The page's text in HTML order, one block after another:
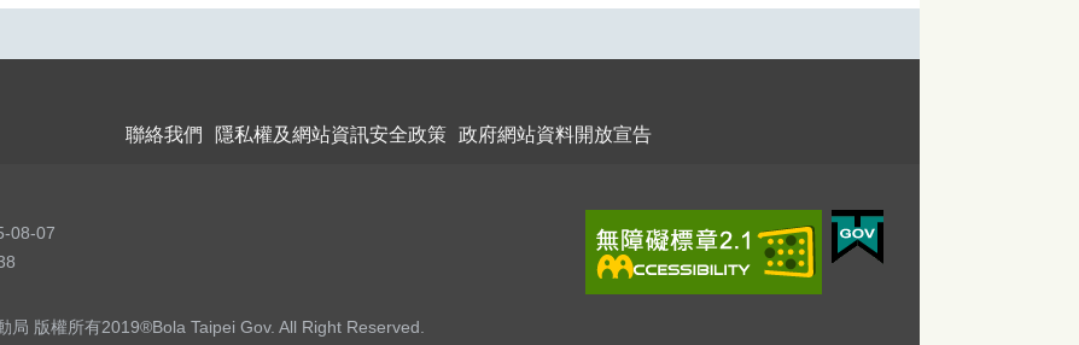
聯絡我們 隱私權及網站資訊安全政策 政府網站資料開放宣告
08-07
局 版權所有2019®Bola Taipei Gov. All Right Reserved.